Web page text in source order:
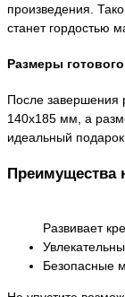
произведения.
станет гордостью
Размеры
После завершения
140x185 мм, а
идеальный
Преимущества
Развивает
Безопасные